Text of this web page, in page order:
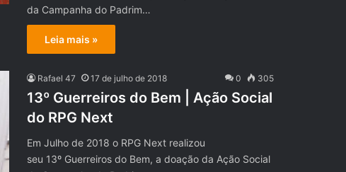
da Campanha do Padrim…
Leia mais »
Rafael 47 17 de julho de 2018 0 305
13º Guerreiros do Bem | Ação Social
do RPG Next
Em Julho de 2018 o RPG Next realizou
seu 13º Guerreiros do Bem, a doação da Ação Social